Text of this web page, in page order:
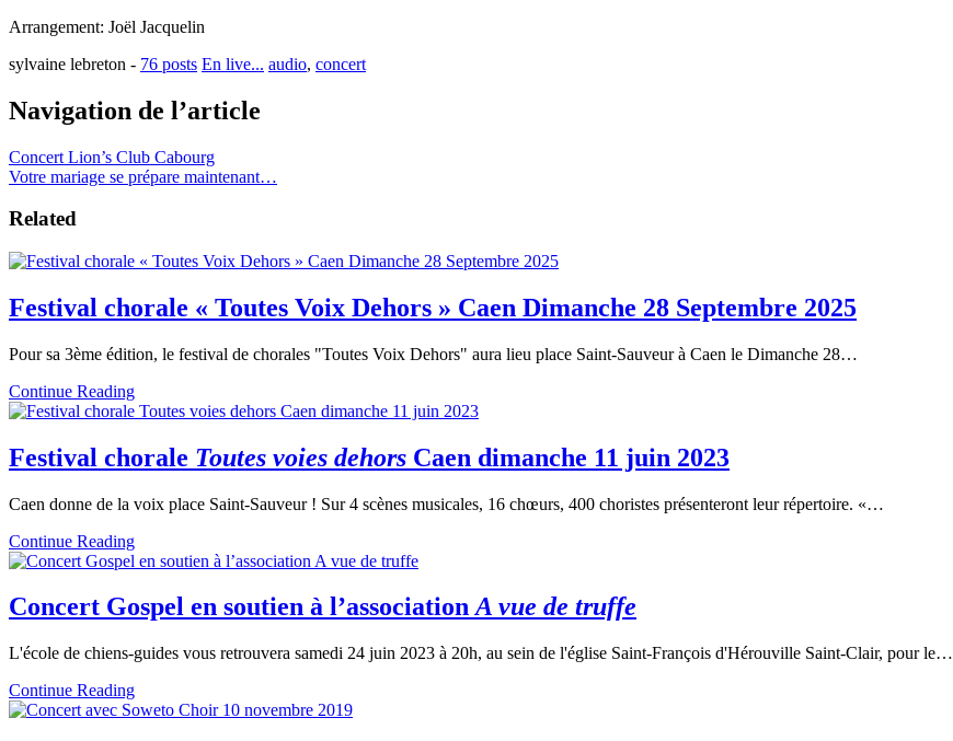
Arrangement: Joël Jacquelin
sylvaine lebreton - 76 posts En live... audio, concert
Navigation de l’article
Concert Lion’s Club Cabourg
Votre mariage se prépare maintenant…
Related
Festival chorale « Toutes Voix Dehors » Caen Dimanche 28 Septembre 2025
Pour sa 3ème édition, le festival de chorales "Toutes Voix Dehors" aura lieu place Saint-Sauveur à Caen le Dimanche 28…
Continue Reading
Festival chorale Toutes voies dehors Caen dimanche 11 juin 2023
Caen donne de la voix place Saint-Sauveur ! Sur 4 scènes musicales, 16 chœurs, 400 choristes présenteront leur répertoire. «…
Continue Reading
Concert Gospel en soutien à l’associationA vue de truffe
L'école de chiens-guides vous retrouvera samedi 24 juin 2023 à 20h, au sein de l'église Saint-François d'Hérouville Saint-Clair, pour le…
Continue Reading